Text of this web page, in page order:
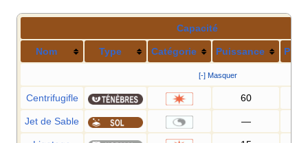
Capacité
Nom Type Catégorie Puissance
[-] Masquer
Centrifugifle 60
Jet de Sable —